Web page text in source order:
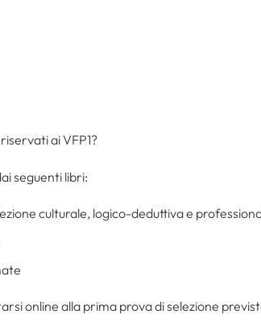
ai VFP1?
seguenti libri:
culturale, logico-deduttiva e
online alla prima prova di selezione